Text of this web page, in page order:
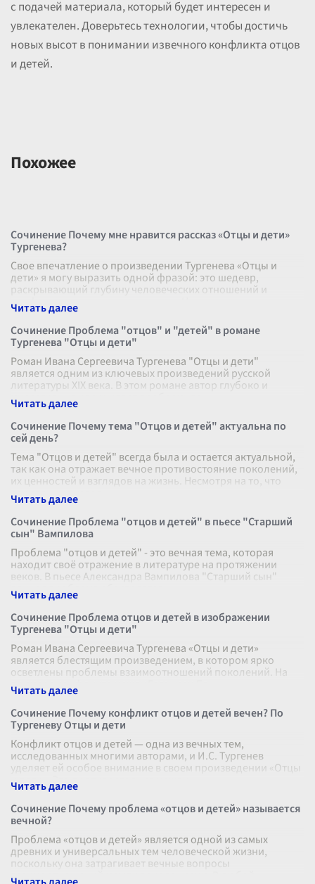
с подачей материала, который будет интересен и
увлекателен. Доверьтесь технологии, чтобы достичь
новых высот в понимании извечного конфликта отцов
и детей.
Похожее
Сочинение Почему мне нравится рассказ «Отцы и дети»
Тургенева?
Свое впечатление о произведении Тургенева «Отцы и
дети» я могу выразить одной фразой: это шедевр,
раскрывающий глубину человеческих отношений и
конфликтов между поколениями. Несмот
Сочинение Проблема "отцов" и "детей" в романе
Тургенева "Отцы и дети"
Роман Ивана Сергеевича Тургенева "Отцы и дети"
является одним из ключевых произведений русской
литературы XIX века. В этом романе автор глубоко и
многогранно раскрывает проблему вз
Сочинение Почему тема "Отцов и детей" актуальна по
сей день?
Тема "Отцов и детей" всегда была и остается актуальной,
так как она отражает вечное противостояние поколений,
их ценностей и взглядов на жизнь. Несмотря на то, что
социальные услов
Сочинение Проблема "отцов и детей" в пьесе "Старший
сын" Вампилова
Проблема "отцов и детей" - это вечная тема, которая
находит своё отражение в литературе на протяжении
веков. В пьесе Александра Вампилова "Старший сын"
данная проблема обостряется
Сочинение Проблема отцов и детей в изображении
Тургенева "Отцы и дети"
Роман Ивана Сергеевича Тургенева «Отцы и дети»
является блестящим произведением, в котором ярко
осветлены проблемы взаимоотношений поколений. На
примере конфликта между Евгением Ба
Сочинение Почему конфликт отцов и детей вечен? По
Тургеневу Отцы и дети
Конфликт отцов и детей — одна из вечных тем,
исследованных многими авторами, и И.С. Тургенев
уделяет ей особое внимание в своем произведении «Отцы
и дети». Это противостояние между
Сочинение Почему проблема «отцов и детей» называется
вечной?
Проблема «отцов и детей» является одной из самых
древних и универсальных тем человеческой жизни,
поскольку она затрагивает вечные вопросы
взаимоотношений между поколениями. В любой